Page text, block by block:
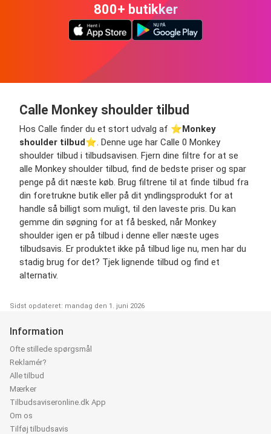
800+ butikker
Calle Monkey shoulder tilbud
Hos Calle finder du et stort udvalg af ⭐️Monkey
shoulder tilbud⭐️. Denne uge har Calle 0 Monkey
shoulder tilbud i tilbudsavisen. Fjern dine filtre for at se
alle Monkey shoulder tilbud, find de bedste priser og spar
penge på dit næste køb. Brug filtrene til at finde tilbud fra
din foretrukne butik eller på dit yndlingsprodukt for at
handle så billigt som muligt, til den laveste pris. Du kan
gemme din søgning for at få besked, når Monkey
shoulder igen er på tilbud i denne eller næste uges
tilbudsavis. Er produktet ikke på tilbud lige nu, men har du
stadig brug for det? Tjek lignende tilbud og find et
alternativ.
Sidst opdateret: mandag den 1. juni 2026
Information
Ofte stillede spørgsmål
Reklamér?
Alle tilbud
Mærker
Tilbudsaviseronline.dk App
Om os
Tilføj tilbudsavis